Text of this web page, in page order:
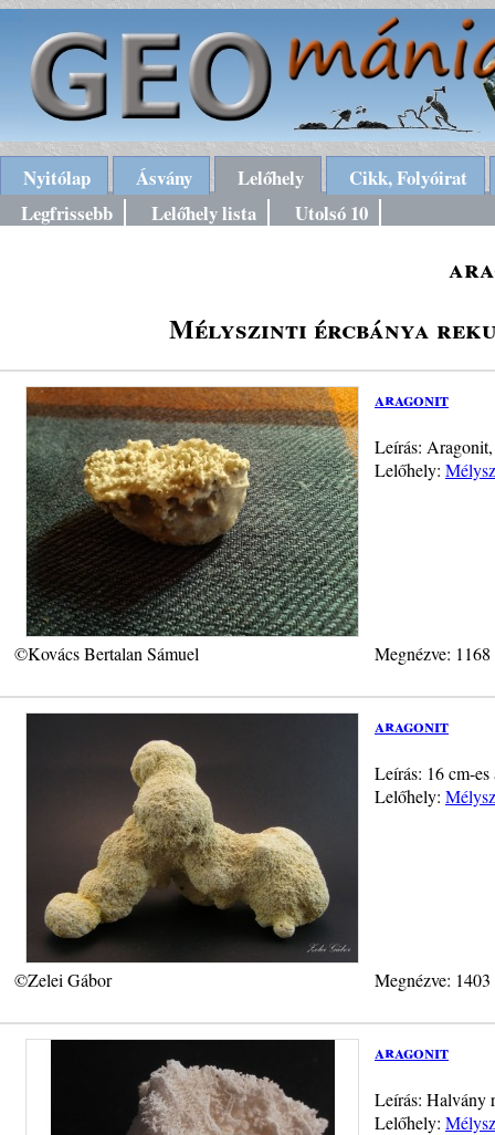
Nyitólap Ásvány Lelőhely
Cikk, Folyóirat
Legfrissebb
Lelőhely lista Utolsó 10
Mélyszinti ércbánya
aragonit
Leírás:
Lelőhely:
©Kovács Bertalan Sámuel Megnézve:
aragonit
Leírás: 16 cm-
Lelőhely:
©Zelei Gábor Megnézve:
aragonit
Leírás: Halvány
Lelőhely: